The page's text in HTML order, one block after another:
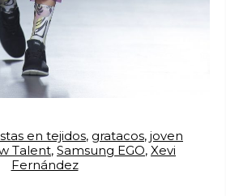
en tejidos, gratacos, joven
Talent, Samsung EGO, Xevi
Fernández